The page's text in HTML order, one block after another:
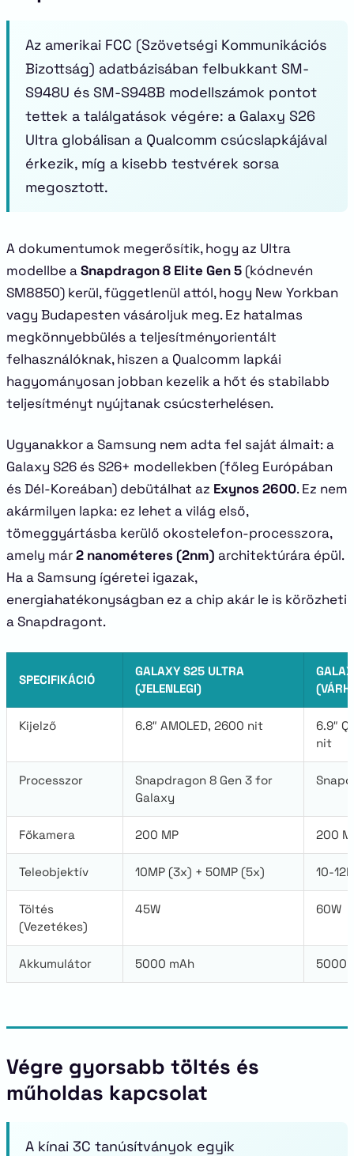
Az amerikai FCC (Szövetségi Kommunikációs
Bizottság) adatbázisában felbukkant SM-
S948U és SM-S948B modellszámok pontot
tettek a találgatások végére: a Galaxy S26
Ultra globálisan a Qualcomm csúcslapkájával
érkezik, míg a kisebb testvérek sorsa
megosztott.
A dokumentumok megerősítik, hogy az Ultra
modellbe aSnapdragon 8 Elite Gen 5 (kódnevén
SM8850) kerül, függetlenül attól, hogy New Yorkban
vagy Budapesten vásároljuk meg. Ez hatalmas
megkönnyebbülés a teljesítményorientált
felhasználóknak, hiszen a Qualcomm lapkái
hagyományosan jobban kezelik a hőt és stabilabb
teljesítményt nyújtanak csúcsterhelésen.
Ugyanakkor a Samsung nem adta fel saját álmait: a
Galaxy S26 és S26+ modellekben (főleg Európában
és Dél-Koreában) debütálhat az Exynos 2600. Ez nem
akármilyen lapka: ez lehet a világ első,
tömeggyártásba kerülő okostelefon-processzora,
amely már2 nanométeres (2nm) architektúrára épül.
Ha a Samsung ígéretei igazak,
energiahatékonyságban ez a chip akár le is körözheti
a Snapdragont.
SPECIFIKÁCIÓ
GALAXY S25 ULTRA
(JELENLEGI)
Kijelző 6.8″ AMOLED, 2600 nit
6.9″
nit
Processzor
Snapdragon 8 Gen 3 for
Galaxy
Főkamera 200 MP 200
Teleobjektív 10MP (3x) + 50MP (5x) 10-
Töltés
(Vezetékes)
45W 60W
Akkumulátor 5000 mAh 5000-
Végre gyorsabb töltés és
műholdas kapcsolat
A kínai 3C tanúsítványok egyik